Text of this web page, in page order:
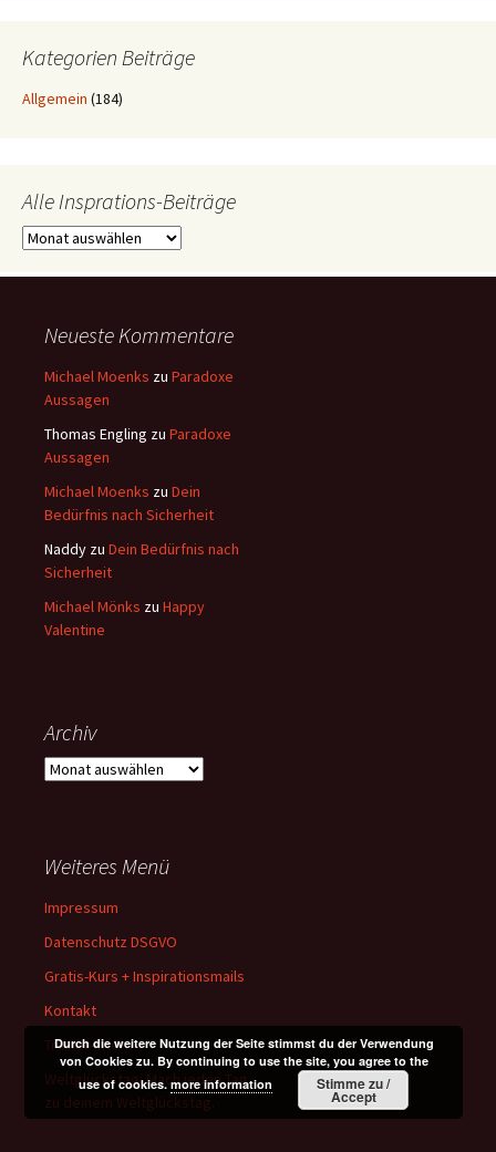
Kategorien Beiträge
Allgemein (184)
Alle Insprations-Beiträge
Alle
Beiträge
Neueste Kommentare
Michael Moenks zu Paradoxe
Aussagen
Thomas Engling zu Paradoxe
Aussagen
Michael Moenks zu Dein
Bedürfnis nach Sicherheit
Naddy zu Dein Bedürfnis nach
Sicherheit
Michael Mönks zu Happy
Valentine
Archiv
Archiv
Weiteres Menü
Impressum
Datenschutz DSGVO
Gratis-Kurs + Inspirationsmails
Kontakt
Trainer-Intern
Weltglückstag: Mach jeden Tag
zu deinem Weltglückstag.
Durch die weitere Nutzung der Seite stimmst du der Verwendung
von Cookies zu. By continuing to use the site, you agree to the
use of cookies.more information Stimme zu /
Accept